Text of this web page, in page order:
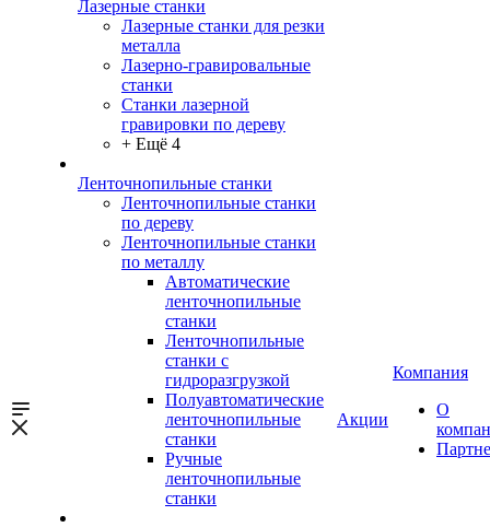
Лазерные станки
Лазерные станки для резки
металла
Лазерно-гравировальные
станки
Станки лазерной
гравировки по дереву
+ Ещё 4
Ленточнопильные станки
Ленточнопильные станки
по дереву
Ленточнопильные станки
по металлу
Автоматические
ленточнопильные
станки
Ленточнопильные
станки с
гидроразгрузкой
Полуавтоматические
ленточнопильные
станки
Ручные
ленточнопильные
станки
Акции
Компания
О